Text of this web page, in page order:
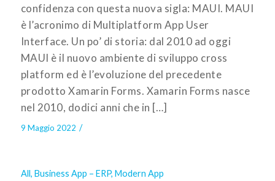
confidenza con questa nuova sigla: MAUI. MAUI
è l’acronimo di Multiplatform App User
Interface. Un po’ di storia: dal 2010 ad oggi
MAUI è il nuovo ambiente di sviluppo cross
platform ed è l’evoluzione del precedente
prodotto Xamarin Forms. Xamarin Forms nasce
nel 2010, dodici anni che in […]
9 Maggio 2022 /
All, Business App – ERP, Modern App